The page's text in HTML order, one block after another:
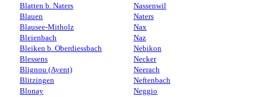
Blatten b. Naters
Blauen
Blausee-Mitholz
Bleienbach
Bleiken b. Oberdiessbach
Blessens
Blignou (Ayent)
Blitzingen
Blonay
Nassenwil
Naters
Nax
Naz
Nebikon
Necker
Neerach
Neftenbach
Neggio